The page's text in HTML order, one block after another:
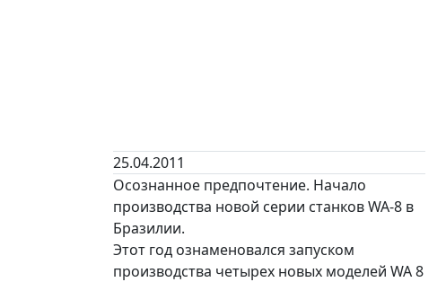
25.04.2011
Осознанное предпочтение. Начало
производства новой серии станков WA-8 в
Бразилии.
Этот год ознаменовался запуском
производства четырех новых моделей WA 8